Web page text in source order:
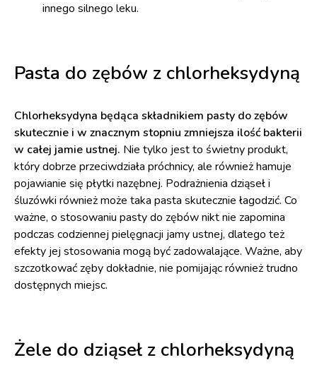
innego silnego leku.
Pasta do zębów z chlorheksydyną
Chlorheksydyna będąca składnikiem pasty do zębów
skutecznie i w znacznym stopniu zmniejsza ilość bakterii
w całej jamie ustnej. Nie tylko jest to świetny produkt,
który dobrze przeciwdziała próchnicy, ale również hamuje
pojawianie się płytki nazębnej. Podrażnienia dziąseł i
śluzówki również może taka pasta skutecznie łagodzić. Co
ważne, o stosowaniu pasty do zębów nikt nie zapomina
podczas codziennej pielęgnacji jamy ustnej, dlatego też
efekty jej stosowania mogą być zadowalające. Ważne, aby
szczotkować zęby dokładnie, nie pomijając również trudno
dostępnych miejsc.
Żele do dziąseł z chlorheksydyną